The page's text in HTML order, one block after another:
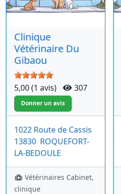
Clinique
Vétérinaire Du
Gibaou
5,00 (1 avis) 307
1022 Route de Cassis
13830 ROQUEFORT-
LA-BEDOULE
Vétérinaires Cabinet,
clinique